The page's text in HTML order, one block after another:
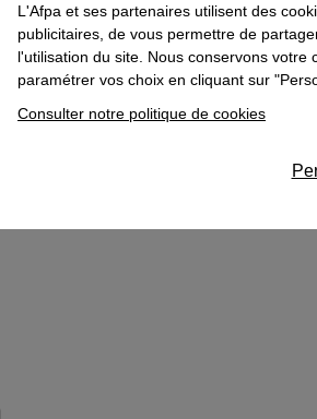
1 résultats
Je suis démissionnaire,
L'Afpa et ses partenaires utilisent des
publicitaires, de vous permettre de
l'utilisation du site. Nous conservons
paramétrer vos choix en cliquant sur
Consulter notre politique de cookies